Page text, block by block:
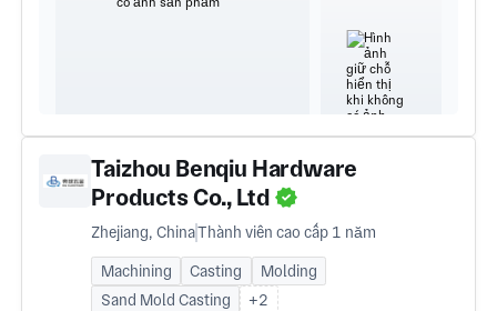
Taizhou Benqiu Hardware
Products Co., Ltd
Zhejiang, ChinaThành viên cao cấp 1 năm
Machining Casting
Molding
Sand Mold Casting
+2